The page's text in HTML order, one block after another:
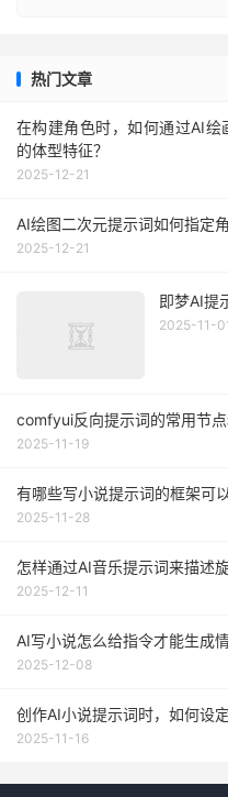
热门文章
在构建角色时，如何通过AI
的体型特征？
2025-12-21
AI绘图二次元提示词如何指定
2025-12-21
即梦AI提
2025-11-
comfyui反向提示词的常用节点
2025-11-19
有哪些写小说提示词的框架可
2025-11-28
怎样通过AI音乐提示词来描述
2025-12-11
AI写小说怎么给指令才能生成
2025-12-08
创作AI小说提示词时，如何设
2025-11-16